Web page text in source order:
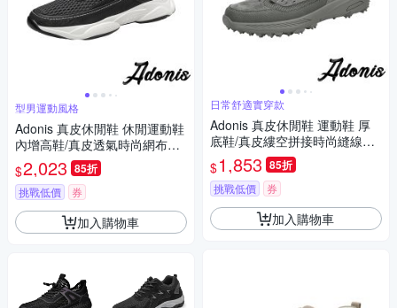
型男運動風格
Adonis 真皮休閒鞋 休閒運動鞋
內增高鞋/真皮透氣時尚網布拼
接潮流內增高休閒運動鞋 黑
$2,023 85折
挑戰低價 券
加入購物車
日常舒適實穿款
Adonis 真皮休閒鞋 運動鞋 厚
底鞋/真皮縷空拼接時尚縫線繫
帶厚底休閒運動鞋 灰
$1,853 85折
挑戰低價 券
加入購物車